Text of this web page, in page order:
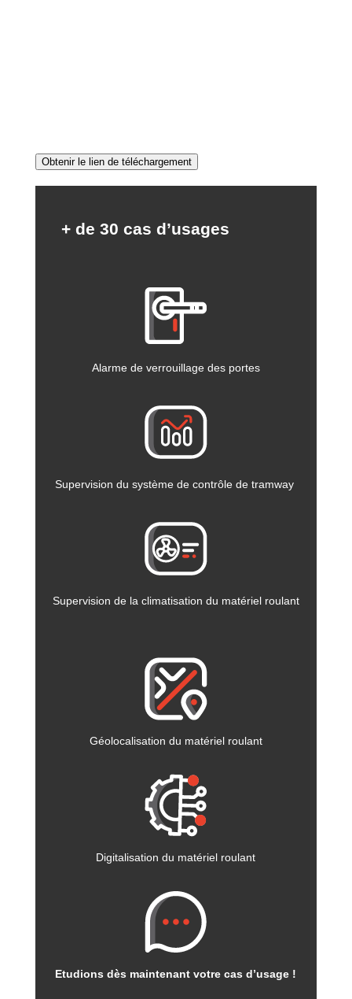
Obtenir le lien de téléchargement
+ de 30 cas d’usages
Alarme de verrouillage des portes
Supervision du système de contrôle de tramway
Supervision de la climatisation du matériel roulant
Géolocalisation du matériel roulant
Digitalisation du matériel roulant
Etudions dès maintenant votrecas d’usage !